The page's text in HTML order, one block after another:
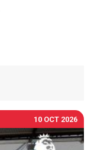
10 OCT 2026